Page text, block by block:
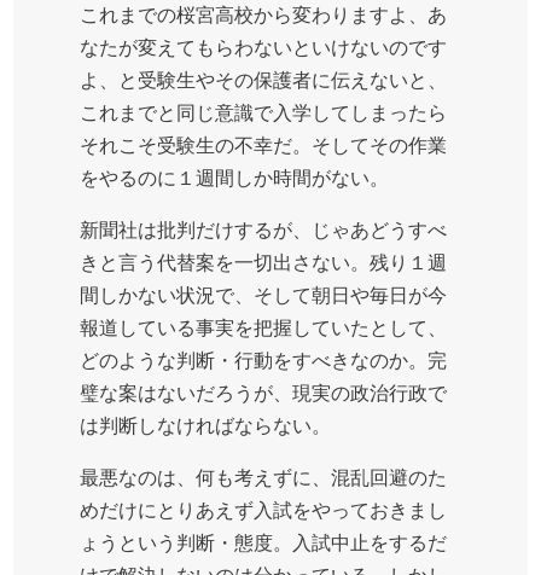
これまでの桜宮高校から変わりますよ、あ
なたが変えてもらわないといけないのです
よ、と受験生やその保護者に伝えないと、
これまでと同じ意識で入学してしまったら
それこそ受験生の不幸だ。そしてその作業
をやるのに１週間しか時間がない。
新聞社は批判だけするが、じゃあどうすべ
きと言う代替案を一切出さない。残り１週
間しかない状況で、そして朝日や毎日が今
報道している事実を把握していたとして、
どのような判断・行動をすべきなのか。完
璧な案はないだろうが、現実の政治行政で
は判断しなければならない。
最悪なのは、何も考えずに、混乱回避のた
めだけにとりあえず入試をやっておきまし
ょうという判断・態度。入試中止をするだ